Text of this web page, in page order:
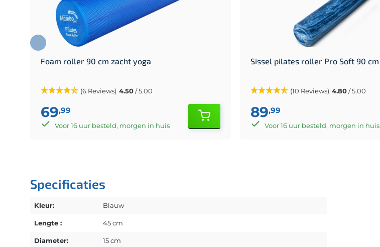
Foam roller 90 cm zacht yoga
(6 Reviews) 4.50/ 5.00
69,99
Voor 16 uur besteld, morgen in huis
Sissel pilates roller Pro Soft 90 cm
(10 Reviews) 4.80/ 5.00
89,99
Voor 16 uur besteld, morgen in huis
Specificaties
Kleur: Blauw
Lengte : 45 cm
Diameter: 15 cm